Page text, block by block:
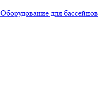
Оборудование для бассейнов